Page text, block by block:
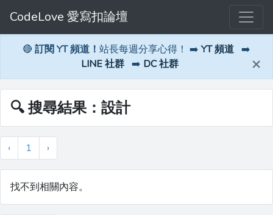
CodeLove 愛寫扣論壇
🔴 訂閱 YT 頻道！ 站長每週分享心得！ ➡️ YT 頻道 ➡️
LINE 社群 ➡️ DC 社群 ×
🔍 搜尋結果：設計
‹ 1 ›
找不到相關內容。